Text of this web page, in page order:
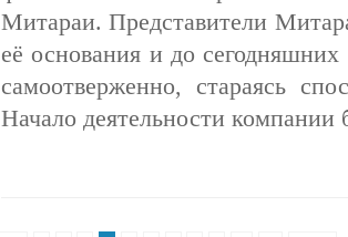
Митараи. Представители
её основания и до
самоотверженно, стараясь
Начало деятельности